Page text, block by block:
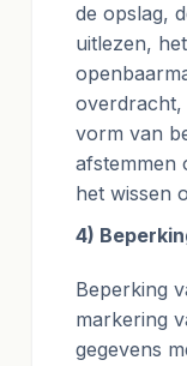
de opslag,
uitlezen,
overdracht,
vorm van
afstemmen
het wissen
4)
Beperking
markering
gegevens